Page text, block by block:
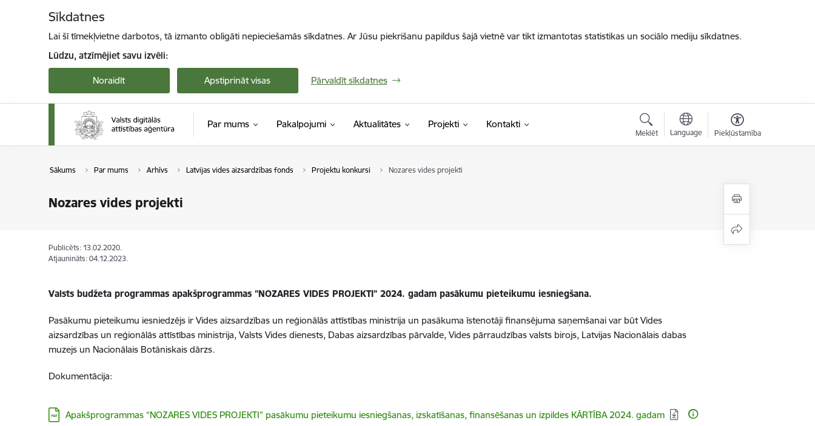
Sīkdatnes
Lai šī tīmekļvietne darbotos, tā izmanto obligāti nepieciešamās sīkdatnes. Ar Jūsu piekrišanu papildus šajā vietnē var tikt izmantotas statistikas un sociālo mediju sīkdatnes.
Lūdzu, atzīmējiet savu izvēli:
Noraidīt Apstiprināt visas Pārvaldīt sīkdatnes
Par mums Pakalpojumi Aktualitātes Projekti Kontakti
Meklēt Language Piekļūstamība
Sākums Par mums Arhīvs Latvijas vides aizsardzības fonds Projektu konkursi Nozares vides projekti
Nozares vides projekti
Publicēts: 13.02.2020.
Atjaunināts: 04.12.2023.
Valsts budžeta programmas apakšprogrammas "NOZARES VIDES PROJEKTI" 2024. gadam pasākumu pieteikumu iesniegšana.
Pasākumu pieteikumu iesniedzējs ir Vides aizsardzības un reģionālās attīstības ministrija un pasākuma īstenotāji finansējuma saņemšanai var būt Vides
aizsardzības un reģionālās attīstības ministrija, Valsts Vides dienests, Dabas aizsardzības pārvalde, Vides pārraudzības valsts birojs, Latvijas Nacionālais dabas
muzejs un Nacionālais Botāniskais dārzs.
Dokumentācija:
Lejupielādēt:
Apakšprogrammas “NOZARES VIDES PROJEKTI” pasākumu pieteikumu iesniegšanas, izskatīšanas, finansēšanas un izpildes KĀRTĪBA 2024. gadam